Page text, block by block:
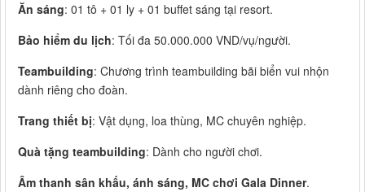
Ăn sáng: 01 tô + 01 ly + 01 buffet sáng tại resort.
Bảo hiểm du lịch: Tối đa 50.000.000 VND/vụ/người.
Teambuilding: Chương trình teambuilding bãi biển vui nhộn
dành riêng cho đoàn.
Trang thiết bị: Vật dụng, loa thùng, MC chuyên nghiệp.
Quà tặng teambuilding: Dành cho người chơi.
Âm thanh sân khấu, ánh sáng, MC chơi Gala Dinner.